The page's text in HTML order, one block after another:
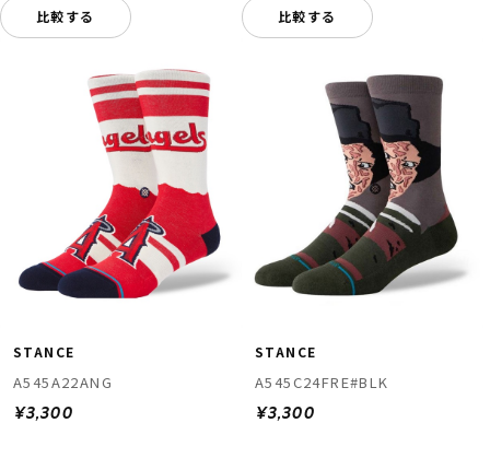
比較する 比較する
STANCE
A545A22ANG
¥3,300
STANCE
A545C24FRE#BLK
¥3,300